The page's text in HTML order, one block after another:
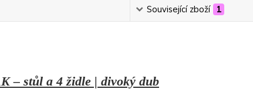
Související zboží 1
– stůl a 4 židle | divoký dub